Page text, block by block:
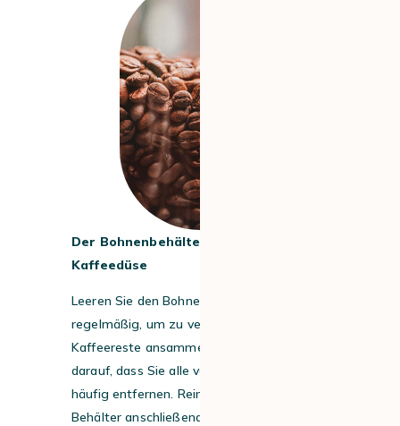
Der Bohnenbehälter und die
Kaffeedüse
Leeren Sie den Bohnenbehälter
regelmäßig, um zu verhindern, dass sich
Kaffeereste ansammeln. Achten Sie
darauf, dass Sie alle verbliebenen Bohnen
häufig entfernen. Reinigen Sie den
Behälter anschließend mit einem